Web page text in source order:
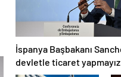
İspanya Başbakanı
devletle ticaret yapmayız